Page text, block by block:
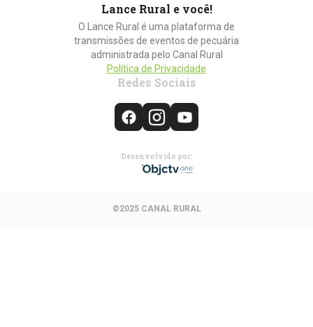
Lance Rural e você!
O Lance Rural é uma plataforma de
transmissões de eventos de pecuária
administrada pelo Canal Rural
Política de Privacidade
Redes Sociais
Desenvolvido por:
©2025 CANAL RURAL